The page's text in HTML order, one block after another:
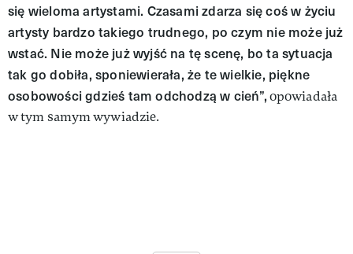
się wieloma artystami. Czasami zdarza się coś w życiu
artysty bardzo takiego trudnego, po czym nie może już
wstać. Nie może już wyjść na tę scenę, bo ta sytuacja
tak go dobiła, sponiewierała, że te wielkie, piękne
osobowości gdzieś tam odchodzą w cień”,opowiadała
w tym samym wywiadzie.